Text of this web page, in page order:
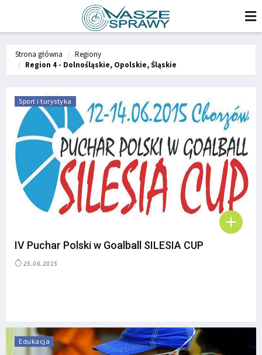
Strona główna
Regiony
Region 4 - Dolnośląskie, Opolskie, Śląskie
Sport i turystyka
IV Puchar Polski w Goalball SILESIA CUP
25.06.2015
Edukacja